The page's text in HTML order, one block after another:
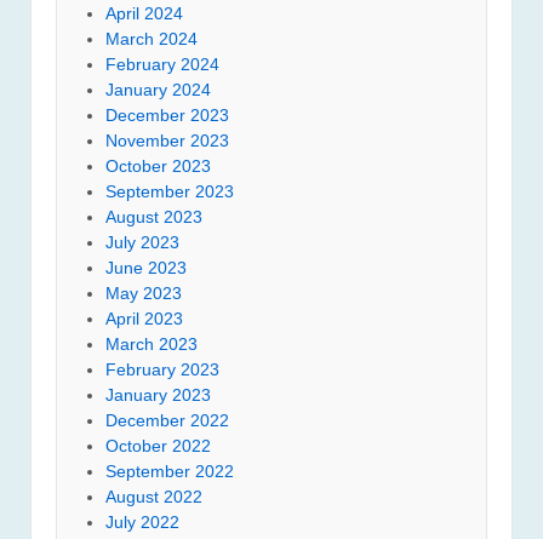
April 2024
March 2024
February 2024
January 2024
December 2023
November 2023
October 2023
September 2023
August 2023
July 2023
June 2023
May 2023
April 2023
March 2023
February 2023
January 2023
December 2022
October 2022
September 2022
August 2022
July 2022